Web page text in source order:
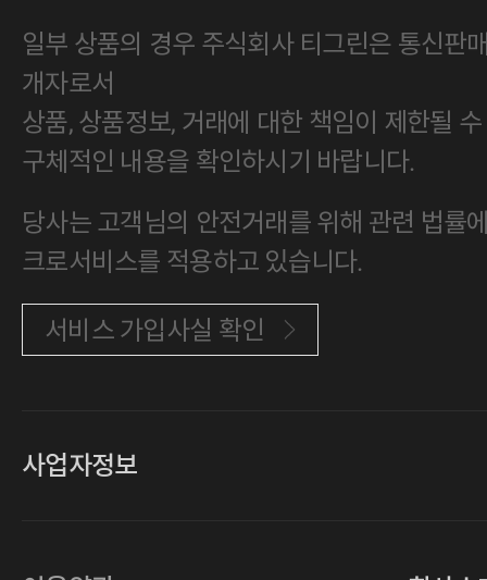
일부 상품의 경우 주식회사 티그린은 통신판
개자로서
상품, 상품정보, 거래에 대한 책임이 제한될
구체적인 내용을 확인하시기 바랍니다.
당사는 고객님의 안전거래를 위해 관련 법률
크로서비스를 적용하고 있습니다.
서비스 가입사실 확인
사업자정보